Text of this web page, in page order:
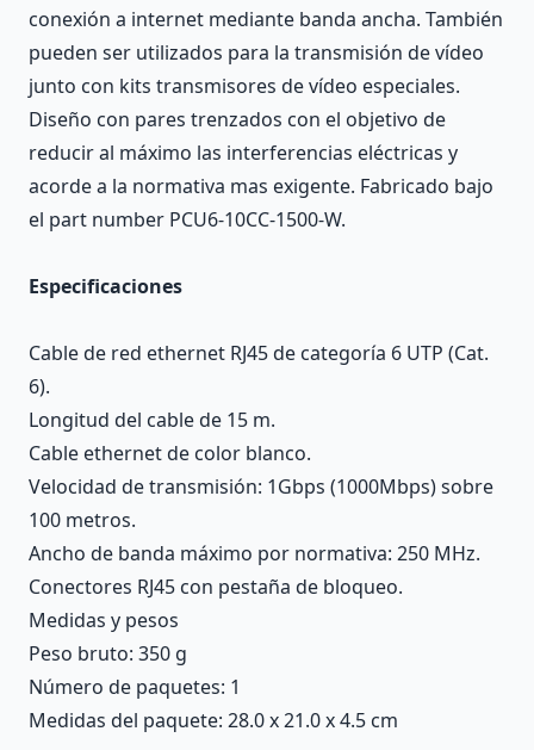
conexión a internet mediante banda ancha. También
pueden ser utilizados para la transmisión de vídeo
junto con kits transmisores de vídeo especiales.
Diseño con pares trenzados con el objetivo de
reducir al máximo las interferencias eléctricas y
acorde a la normativa mas exigente. Fabricado bajo
el part number PCU6-10CC-1500-W.
Especificaciones
Cable de red ethernet RJ45 de categoría 6 UTP (Cat.
6).
Longitud del cable de 15 m.
Cable ethernet de color blanco.
Velocidad de transmisión: 1Gbps (1000Mbps) sobre
100 metros.
Ancho de banda máximo por normativa: 250 MHz.
Conectores RJ45 con pestaña de bloqueo.
Medidas y pesos
Peso bruto: 350 g
Número de paquetes: 1
Medidas del paquete: 28.0 x 21.0 x 4.5 cm